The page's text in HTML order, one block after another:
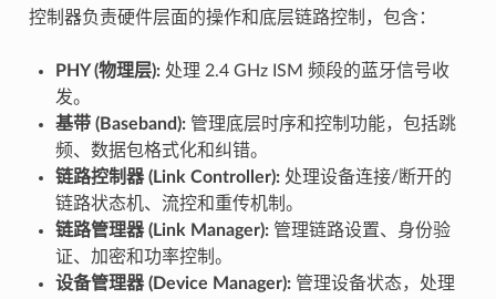
控制器负责硬件层面的操作和底层链路控制，包含：
PHY (物理层):处理 2.4 GHz ISM 频段的蓝牙信号收
发。
基带 (Baseband):管理底层时序和控制功能，包括跳
频、数据包格式化和纠错。
链路控制器 (Link Controller):处理设备连接/断开的
链路状态机、流控和重传机制。
链路管理器 (Link Manager):管理链路设置、身份验
证、加密和功率控制。
设备管理器 (Device Manager):管理设备状态，处理